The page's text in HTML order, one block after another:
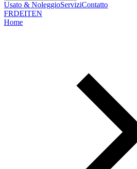
Usato & NoleggioServiziContatto
FRDEITEN
Home